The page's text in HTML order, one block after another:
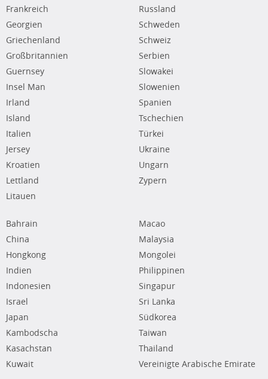
Frankreich
Georgien
Griechenland
Großbritannien
Guernsey
Insel Man
Irland
Island
Italien
Jersey
Kroatien
Lettland
Litauen
Russland
Schweden
Schweiz
Serbien
Slowakei
Slowenien
Spanien
Tschechien
Türkei
Ukraine
Ungarn
Zypern
Bahrain
China
Hongkong
Indien
Indonesien
Israel
Japan
Kambodscha
Kasachstan
Kuwait
Macao
Malaysia
Mongolei
Philippinen
Singapur
Sri Lanka
Südkorea
Taiwan
Thailand
Vereinigte Arabische Emirate